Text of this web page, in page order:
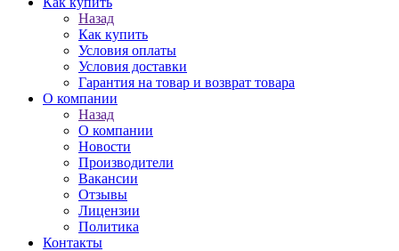
Назад
Как купить
Условия оплаты
Условия доставки
Гарантия на товар и возврат товара
О компании
Назад
О компании
Новости
Производители
Вакансии
Отзывы
Лицензии
Политика
Контакты